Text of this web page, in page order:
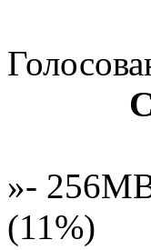
»-
(11%)